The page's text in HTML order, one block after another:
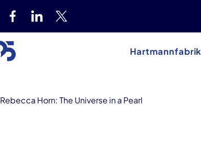
Hartmannfabrik
Rebecca Horn: The Universe in a Pearl